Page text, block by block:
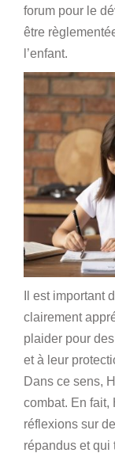
forum pour le
être
l’enfant.
Il est important
clairement
plaider pour
et à leur
Dans ce sens,
combat. En fait,
réflexions sur
répandus et qui